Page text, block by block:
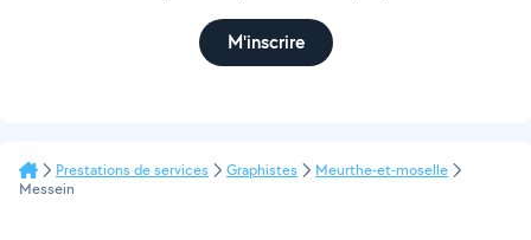
M'inscrire
Prestations de services Graphistes
Meurthe-et-moselle
Messein